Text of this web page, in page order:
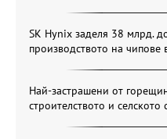
SK Hynix заделя 38 млрд.
производството на
Най-застрашени от
строителството и селското